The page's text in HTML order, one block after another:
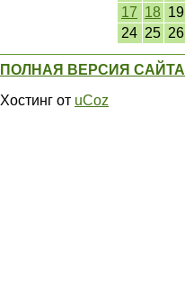
17 18 19
24 25 26
ПОЛНАЯ ВЕРСИЯ САЙТА
Хостинг от uCoz